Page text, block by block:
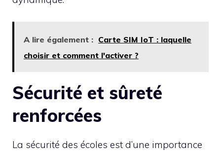
A lire également : Carte SIM IoT : laquelle
choisir et comment l'activer ?
Sécurité et sûreté
renforcées
La sécurité des écoles est d’une importance